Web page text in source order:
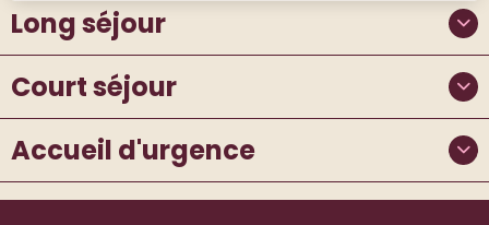
Long séjour
Court séjour
Accueil d'urgence